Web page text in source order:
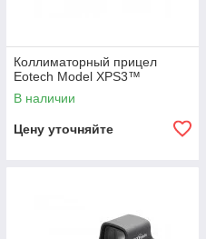
Коллиматорный прицел
Eotech Model XPS3™
В наличии
Цену уточняйте